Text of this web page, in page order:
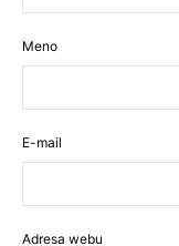
Meno
E-mail
Adresa webu